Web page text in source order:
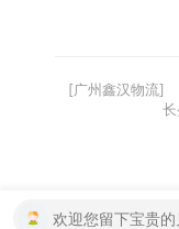
[广州鑫汉物流]
欢迎您留下宝贵的